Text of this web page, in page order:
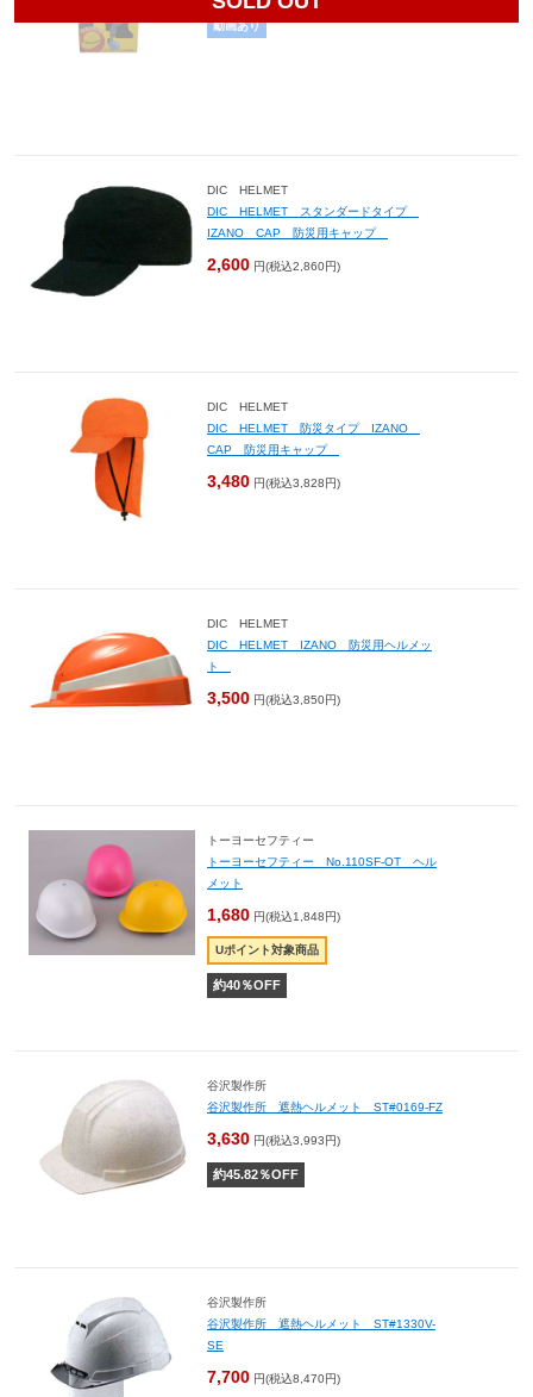
動画あり
DIC HELMET
DIC HELMET スタンダードタイプ
IZANO CAP 防災用キャップ
2,600 円(税込2,860円)
DIC HELMET
DIC HELMET 防災タイプ IZANO
CAP 防災用キャップ
3,480 円(税込3,828円)
DIC HELMET
DIC HELMET IZANO 防災用ヘルメッ
ト
3,500 円(税込3,850円)
トーヨーセフティー
トーヨーセフティー No.110SF-OT ヘル
メット
1,680 円(税込1,848円)
Uポイント対象商品
約40％OFF
谷沢製作所
谷沢製作所 遮熱ヘルメット ST#0169-FZ
3,630 円(税込3,993円)
約45.82％OFF
谷沢製作所
谷沢製作所 遮熱ヘルメット ST#1330V-
SE
7,700 円(税込8,470円)